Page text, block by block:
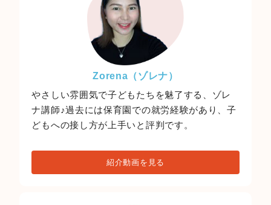
Zorena（ゾレナ）
やさしい雰囲気で子どもたちを魅了する、ゾレ
ナ講師♪過去には保育園での就労経験があり、子
どもへの接し方が上手いと評判です。
紹介動画を見る